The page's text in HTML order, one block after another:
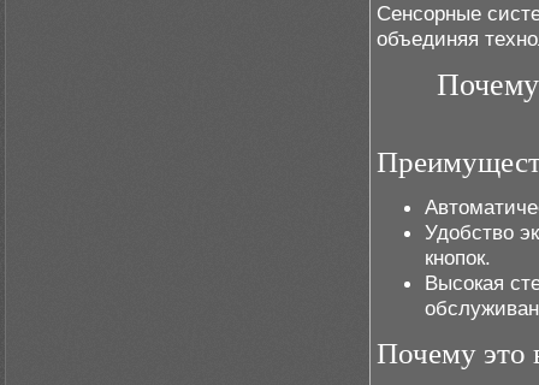
Сенсорные
объединяя
Удобство
кнопок.
Высокая
Почему это